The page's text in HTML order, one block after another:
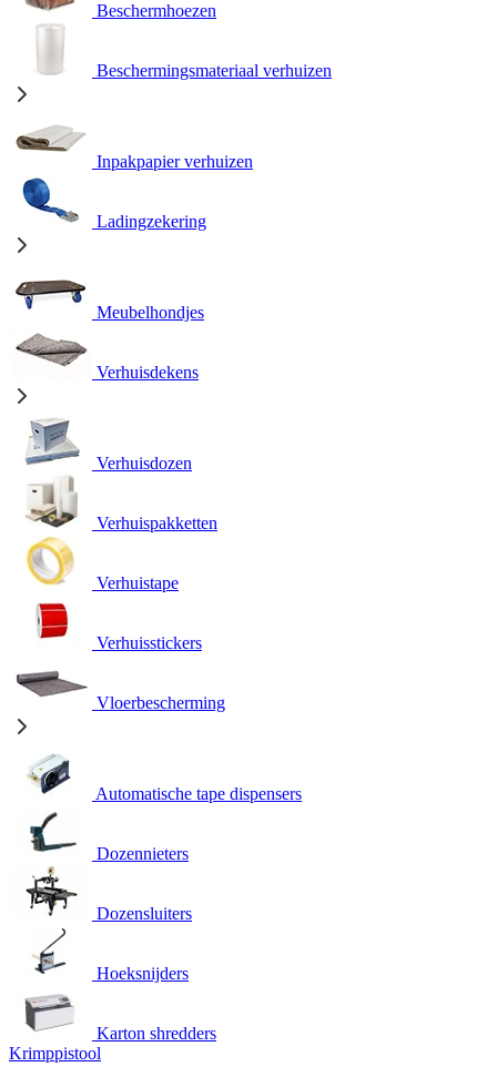
Beschermhoezen
Beschermingsmateriaal verhuizen
Inpakpapier verhuizen
Ladingzekering
Meubelhondjes
Verhuisdekens
Verhuisdozen
Verhuispakketten
Verhuistape
Verhuisstickers
Vloerbescherming
Automatische tape dispensers
Dozennieters
Dozensluiters
Hoeksnijders
Karton shredders
Krimppistool